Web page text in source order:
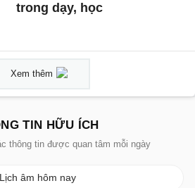
trong dạy, học
Xem thêm
TIN HỮU ÍCH
thông tin được quan tâm mỗi ngày
Lịch âm hôm nay